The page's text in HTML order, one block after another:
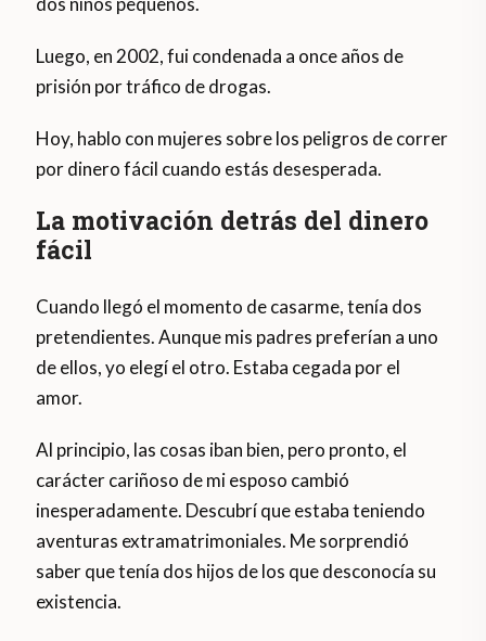
Luego, en 2002, fui condenada a once años de
prisión por tráfico de drogas.
Hoy, hablo con mujeres sobre los peligros de correr
por dinero fácil cuando estás desesperada.
La motivación detrás del dinero
fácil
Cuando llegó el momento de casarme, tenía dos
pretendientes. Aunque mis padres preferían a uno
de ellos, yo elegí el otro. Estaba cegada por el
amor.
Al principio, las cosas iban bien, pero pronto, el
carácter cariñoso de mi esposo cambió
inesperadamente. Descubrí que estaba teniendo
aventuras extramatrimoniales. Me sorprendió
saber que tenía dos hijos de los que desconocía su
existencia.